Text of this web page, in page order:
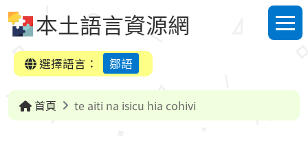
本土語言資源網
選單
選擇語言：
鄒語
首頁 te aiti na isicu hia cohivi